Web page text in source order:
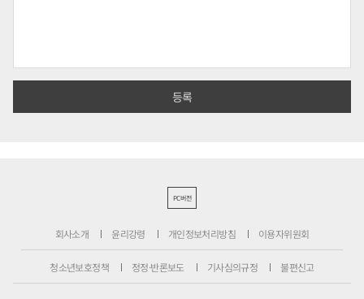
PC버전
회사소개 윤리강령 개인정보처리방침 이용자위원회
청소년보호정책 정정·반론보도 기사심의규정 불편신고